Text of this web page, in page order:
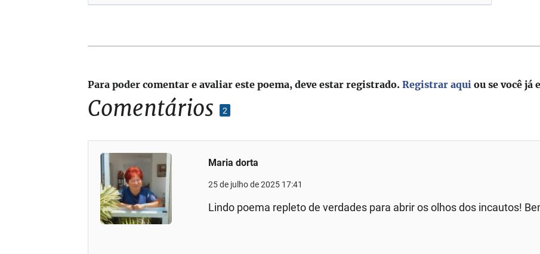
Comentários 2
Maria dorta
25 de julho de 2025 17:41
Lindo poema repleto de verdades para abrir os olhos dos incautos!
Para poder comentar e avaliar este poema, deve estar registrado.Registrar aqui ou se você